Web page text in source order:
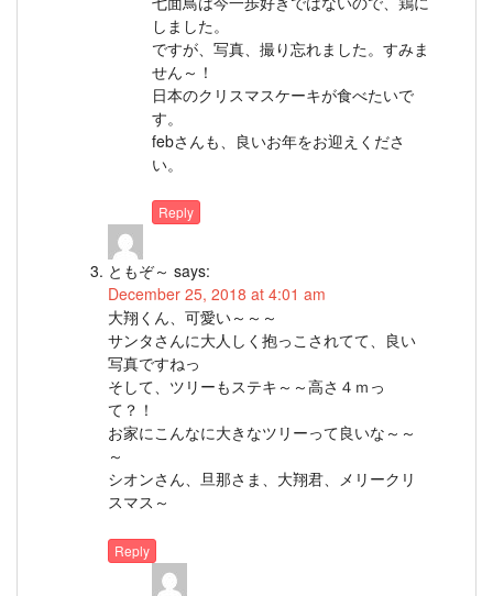
しました。
ですが、写真、撮り忘れました。すみま
せん～！
日本のクリスマスケーキが食べたいで
す。
febさんも、良いお年をお迎えくださ
い。
Reply
ともぞ～ says:
December 25, 2018 at 4:01 am
大翔くん、可愛い～～～
サンタさんに大人しく抱っこされてて、良い
写真ですねっ
そして、ツリーもステキ～～高さ４ｍっ
て？！
お家にこんなに大きなツリーって良いな～～
～
シオンさん、旦那さま、大翔君、メリークリ
スマス～
Reply